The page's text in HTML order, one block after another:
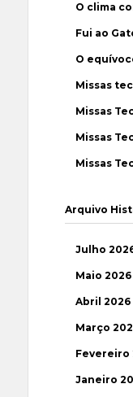
O clima
Fui ao
O
Missas
Missas
Missas
Missas
Arquivo
Julho
Maio 2026
Abril 2026
Março
Fevereiro
Janeiro